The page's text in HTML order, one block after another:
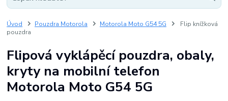
Úvod Pouzdra Motorola Motorola Moto G54 5G
Flip knížková
pouzdra
Flipová vyklápěcí pouzdra, obaly,
kryty na mobilní telefon
Motorola Moto G54 5G